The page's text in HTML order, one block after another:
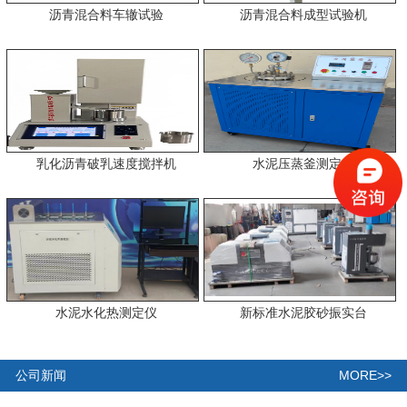
沥青混合料车辙试验 沥青混合料成型试验机
乳化沥青破乳速度搅拌机 水泥压蒸釜测定仪
水泥水化热测定仪 新标准水泥胶砂振实台
公司新闻 MORE>>